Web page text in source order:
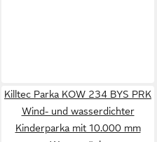
Killtec Parka KOW 234 BYS PRK
Wind- und wasserdichter
Kinderparka mit 10.000 mm